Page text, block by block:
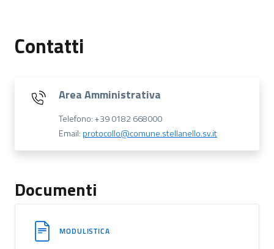
Contatti
Area Amministrativa
Telefono: +39 0182 668000
Email: protocollo@comune.stellanello.sv.it
Documenti
MODULISTICA